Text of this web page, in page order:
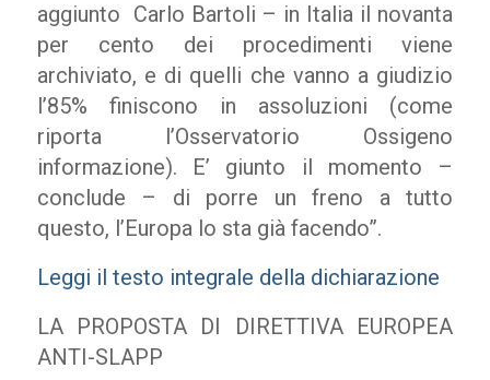
aggiunto Carlo Bartoli – in Italia il novanta
per cento dei procedimenti viene
archiviato, e di quelli che vanno a giudizio
l’85% finiscono in assoluzioni (come
riporta l’Osservatorio Ossigeno
informazione). E’ giunto il momento –
conclude – di porre un freno a tutto
questo, l’Europa lo sta già facendo”.
Leggi il testo integrale della dichiarazione
LA PROPOSTA DI DIRETTIVA EUROPEA
ANTI-SLAPP